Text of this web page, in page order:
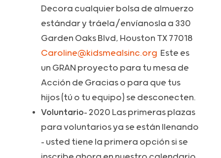
Decora cualquier bolsa de almuerzo
estándar y tráela/envíanosla a 330
Garden Oaks Blvd, Houston TX 77018
Caroline@kidsmealsinc.org Este es
un GRAN proyecto para tu mesa de
Acción de Gracias o para que tus
hijos (tú o tu equipo) se desconecten.
Voluntario- 2020 Las primeras plazas
para voluntarios ya se están llenando
- usted tiene la primera opción si se